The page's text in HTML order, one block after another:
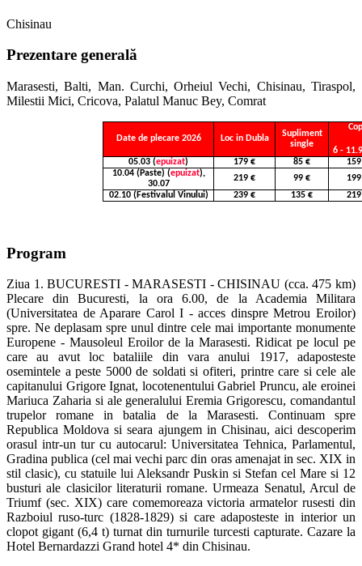
Chisinau
Prezentare generală
Marasesti, Balti, Man. Curchi, Orheiul Vechi, Chisinau, Tiraspol,
Milestii Mici, Cricova, Palatul Manuc Bey, Comrat
Date de plecare 2026 Loc in Dubla
Supliment
single
6 -
05.03 (epuizat) 179 € 85 €
10.04 (Paste) (epuizat),
30.07
219 € 99 €
02.10 (Festivalul Vinului)
239 € 135 €
Program
Ziua 1. BUCURESTI - MARASESTI - CHISINAU (cca. 475 km)
Plecare din Bucuresti, la ora 6.00, de la Academia Militara
(Universitatea de Aparare Carol I - acces dinspre Metrou Eroilor)
spre. Ne deplasam spre unul dintre cele mai importante monumente
Europene - Mausoleul Eroilor de la Marasesti. Ridicat pe locul pe
care au avut loc bataliile din vara anului 1917, adaposteste
osemintele a peste 5000 de soldati si ofiteri, printre care si cele ale
capitanului Grigore Ignat, locotenentului Gabriel Pruncu, ale eroinei
Mariuca Zaharia si ale generalului Eremia Grigorescu, comandantul
trupelor romane in batalia de la Marasesti. Continuam spre
Republica Moldova si seara ajungem in Chisinau, aici descoperim
orasul intr-un tur cu autocarul: Universitatea Tehnica, Parlamentul,
Gradina publica (cel mai vechi parc din oras amenajat in sec. XIX in
stil clasic), cu statuile lui Aleksandr Puskin si Stefan cel Mare si 12
busturi ale clasicilor literaturii romane. Urmeaza Senatul, Arcul de
Triumf (sec. XIX) care comemoreaza victoria armatelor rusesti din
Razboiul ruso-turc (1828-1829) si care adaposteste in interior un
clopot gigant (6,4 t) turnat din turnurile turcesti capturate. Cazare la
Hotel Bernardazzi Grand hotel 4* din Chisinau.